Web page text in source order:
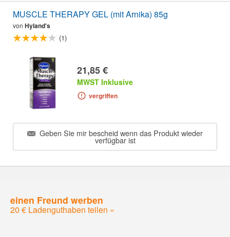
MUSCLE THERAPY GEL (mit Arnika) 85g
von Hyland's
(1)
21,85 €
MWST Inklusive
vergriffen
Geben Sie mir bescheid wenn das Produkt wieder
verfügbar ist
einen Freund werben
20 € Ladenguthaben teilen »